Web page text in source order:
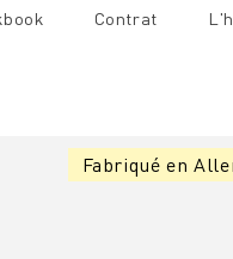
Contrat
Fabriqué en